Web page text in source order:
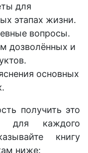
для
этапах жизни.
вопросы.
дозволённых и
основных
получить это
для каждого
книгу
ниже: